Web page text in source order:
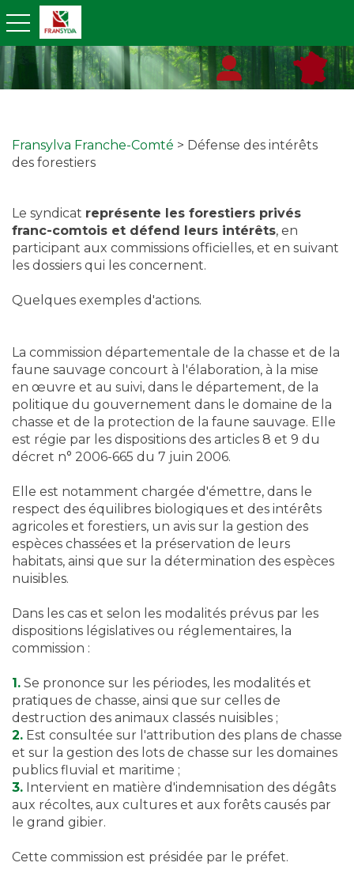
toggle navigation
Fransylva Franche-Comté > Défense des intérêts
des forestiers
Le syndicat représente les forestiers privés
franc-comtois et défend leurs intérêts, en
participant aux commissions officielles, et en suivant
les dossiers qui les concernent.
Quelques exemples d'actions.
La commission départementale de la chasse et de la
faune sauvage concourt à l'élaboration, à la mise
en œuvre et au suivi, dans le département, de la
politique du gouvernement dans le domaine de la
chasse et de la protection de la faune sauvage. Elle
est régie par les dispositions des articles 8 et 9 du
décret n° 2006-665 du 7 juin 2006.
Elle est notamment chargée d'émettre, dans le
respect des équilibres biologiques et des intérêts
agricoles et forestiers, un avis sur la gestion des
espèces chassées et la préservation de leurs
habitats, ainsi que sur la détermination des espèces
nuisibles.
Dans les cas et selon les modalités prévus par les
dispositions législatives ou réglementaires, la
commission :
1. Se prononce sur les périodes, les modalités et
pratiques de chasse, ainsi que sur celles de
destruction des animaux classés nuisibles ;
2. Est consultée sur l'attribution des plans de chasse
et sur la gestion des lots de chasse sur les domaines
publics fluvial et maritime ;
3. Intervient en matière d'indemnisation des dégâts
aux récoltes, aux cultures et aux forêts causés par
le grand gibier.
Cette commission est présidée par le préfet.